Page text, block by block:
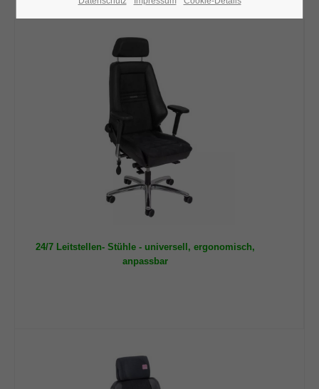
/ 365days
Mon - Fri 8:00am - 5:00pm
(GMT +1)
Get in touch
376-293 City Road, Suite 600
San Francisco, CA 94102
Have any questions?
24/7 Leitstellen- Stühle - universell, ergonomisch,
anpassbar